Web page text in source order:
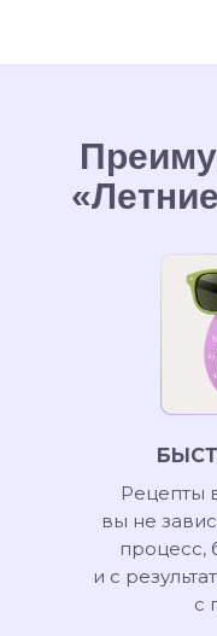
Рецепты
вы не
процесс,
и с
с